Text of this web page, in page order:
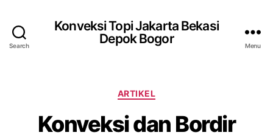
Search
Konveksi Topi Jakarta Bekasi
Depok Bogor
Menu
Categories
ARTIKEL
Konveksi dan Bordir